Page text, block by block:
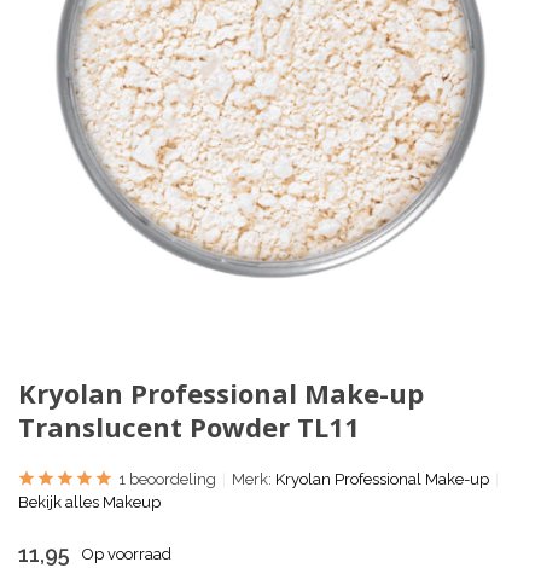
Kryolan Professional Make-up
Translucent Powder TL11
1 beoordeling Merk: Kryolan Professional Make-up
Bekijk alles Makeup
11,95 Op voorraad